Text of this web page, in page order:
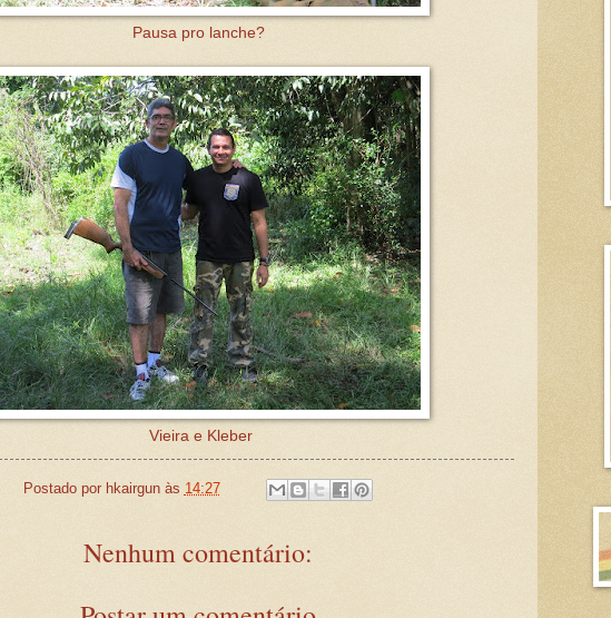
Pausa pro lanche?
Vieira e Kleber
Postado por hkairgun às 14:27
Nenhum comentário: